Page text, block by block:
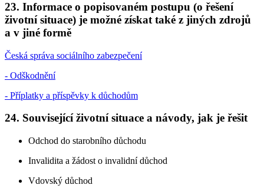
23. Informace o popisovaném postupu (o řešení
životní situace) je možné získat také z jiných zdrojů
a v jiné formě
Česká správa sociálního zabezpečení
- Odškodnění
- Příplatky a příspěvky k důchodům
24. Související životní situace a návody, jak je řešit
Odchod do starobního důchodu
Invalidita a žádost o invalidní důchod
Vdovský důchod